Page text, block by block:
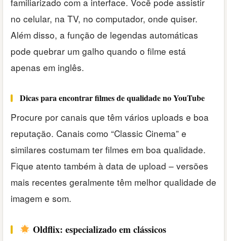
no celular, na TV, no computador, onde quiser.
Além disso, a função de legendas automáticas
pode quebrar um galho quando o filme está
apenas em inglês.
Dicas para encontrar filmes de qualidade no YouTube
Procure por canais que têm vários uploads e boa
reputação. Canais como “Classic Cinema” e
similares costumam ter filmes em boa qualidade.
Fique atento também à data de upload – versões
mais recentes geralmente têm melhor qualidade de
imagem e som.
Oldflix: especializado em clássicos